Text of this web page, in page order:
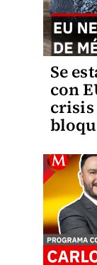
Se
con
crisis